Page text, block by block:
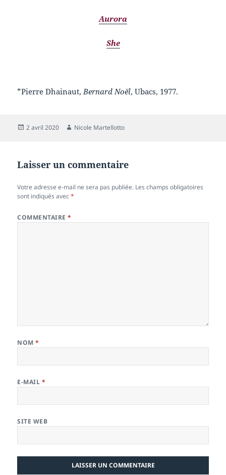
Aurora
She
*Pierre Dhainaut, Bernard Noël, Ubacs, 1977.
Publié
2 avril 2020 Auteur
Nicole Martellotto
Laisser un commentaire
Votre adresse e-mail ne sera pas publiée. Les champs obligatoires
sont indiqués avec*
COMMENTAIRE*
NOM*
E-MAIL *
SITE WEB